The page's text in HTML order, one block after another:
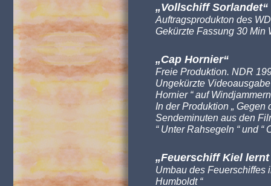
„Vollschiff Sorlandet“
Auftragsprodukton des
Gekürzte Fassung 30 Min
„Cap Hornier“
Freie Produktion. NDR
Ungekürzte
Hornier “ auf
In der Produktion „ Gegen
Sendeminuten aus den
“ Unter Rahsegeln “ und “
„Feuerschiff Kiel
Umbau des Feuerschiffes
Humboldt “